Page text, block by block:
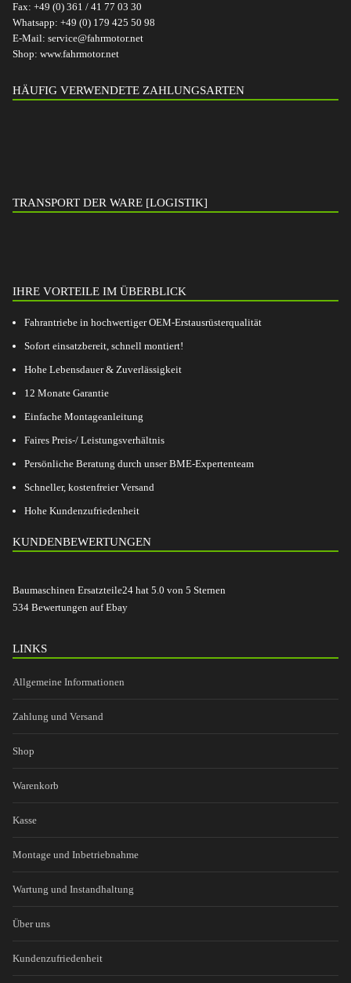
Fax: +49 (0) 361 / 41 77 03 30
Whatsapp: +49 (0) 179 425 50 98
E-Mail: service@fahrmotor.net
Shop: www.fahrmotor.net
HÄUFIG VERWENDETE ZAHLUNGSARTEN
TRANSPORT DER WARE [LOGISTIK]
IHRE VORTEILE IM ÜBERBLICK
Fahrantriebe in hochwertiger OEM-Erstausrüsterqualität
Sofort einsatzbereit, schnell montiert!
Hohe Lebensdauer & Zuverlässigkeit
12 Monate Garantie
Einfache Montageanleitung
Faires Preis-/ Leistungsverhältnis
Persönliche Beratung durch unser BME-Expertenteam
Schneller, kostenfreier Versand
Hohe Kundenzufriedenheit
KUNDENBEWERTUNGEN
Baumaschinen Ersatzteile24 hat 5.0 von 5 Sternen
534 Bewertungen auf Ebay
LINKS
Allgemeine Informationen
Zahlung und Versand
Shop
Warenkorb
Kasse
Montage und Inbetriebnahme
Wartung und Instandhaltung
Über uns
Kundenzufriedenheit